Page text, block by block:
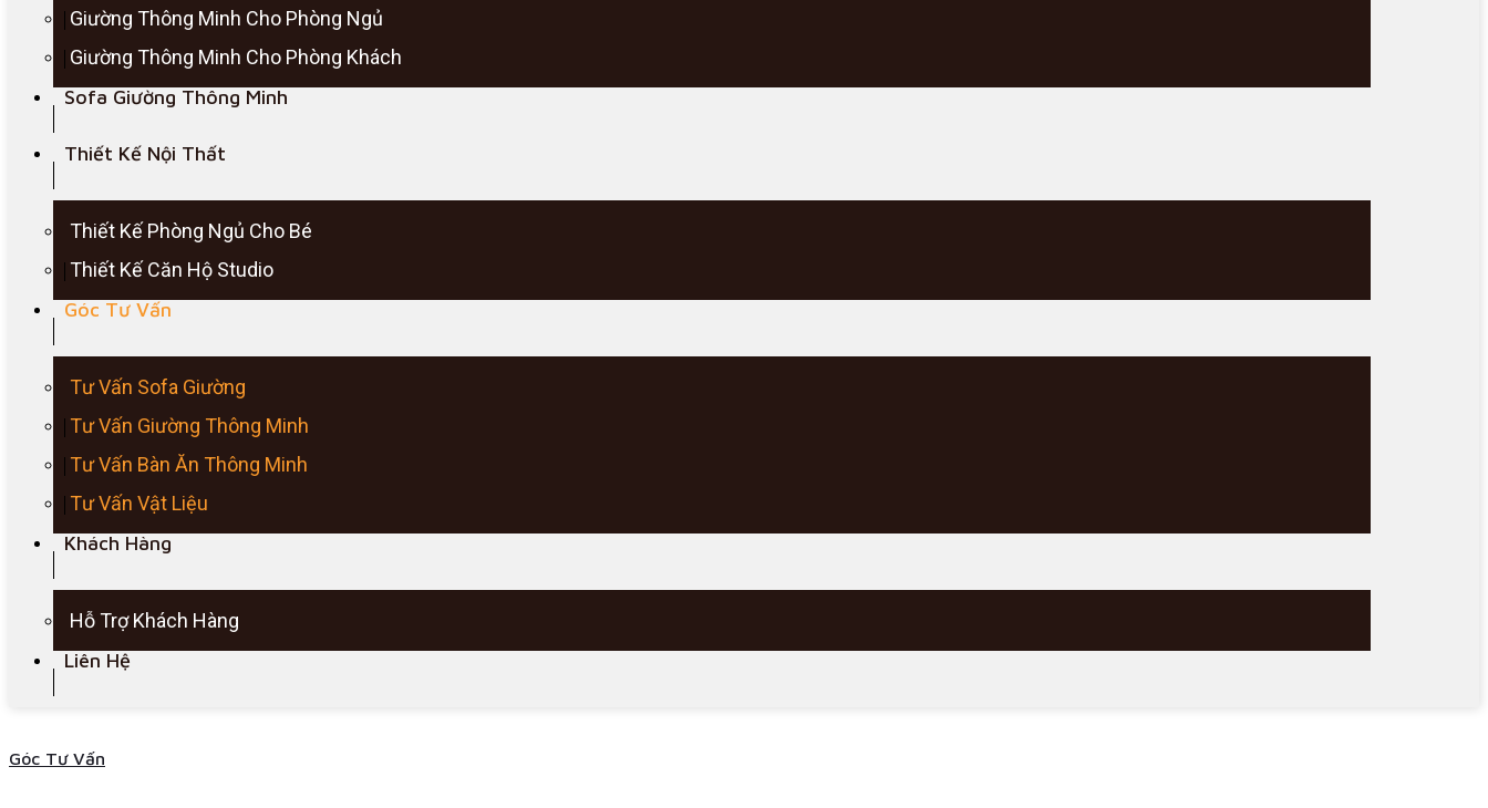
Giường Thông Minh Cho Phòng Ngủ
Giường Thông Minh Cho Phòng Khách
Sofa Giường Thông Minh
Thiết Kế Nội Thất
Thiết Kế Phòng Ngủ Cho Bé
Thiết Kế Căn Hộ Studio
Góc Tư Vấn
Tư Vấn Sofa Giường
Tư Vấn Giường Thông Minh
Tư Vấn Bàn Ăn Thông Minh
Tư Vấn Vật Liệu
Khách Hàng
Hỗ Trợ Khách Hàng
Liên Hệ
Góc Tư Vấn